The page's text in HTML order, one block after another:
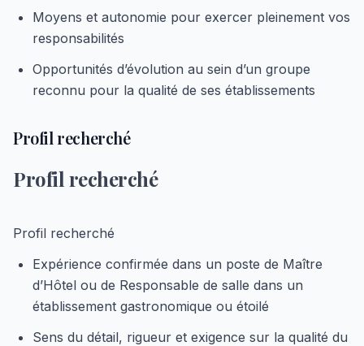
Moyens et autonomie pour exercer pleinement vos
responsabilités
Opportunités d’évolution au sein d’un groupe
reconnu pour la qualité de ses établissements
Profil recherché
Profil recherché
Profil recherché
Expérience confirmée dans un poste de Maître
d’Hôtel ou de Responsable de salle dans un
établissement gastronomique ou étoilé
Sens du détail, rigueur et exigence sur la qualité du